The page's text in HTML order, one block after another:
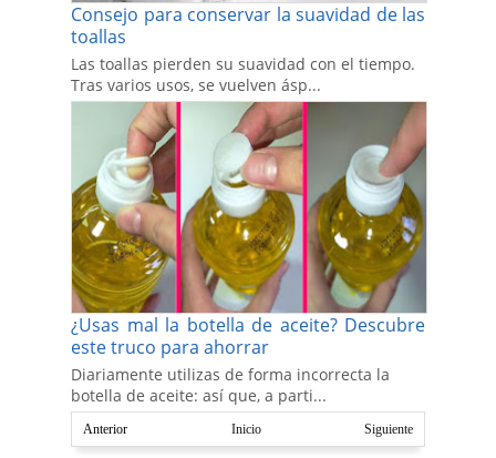
Consejo para conservar la suavidad de las
toallas
Las toallas pierden su suavidad con el tiempo.
Tras varios usos, se vuelven ásp...
¿Usas mal la botella de aceite? Descubre
este truco para ahorrar
Diariamente utilizas de forma incorrecta la
botella de aceite: así que, a parti...
Anterior Siguiente
Inicio